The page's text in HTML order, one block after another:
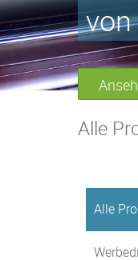
Alle
Alle